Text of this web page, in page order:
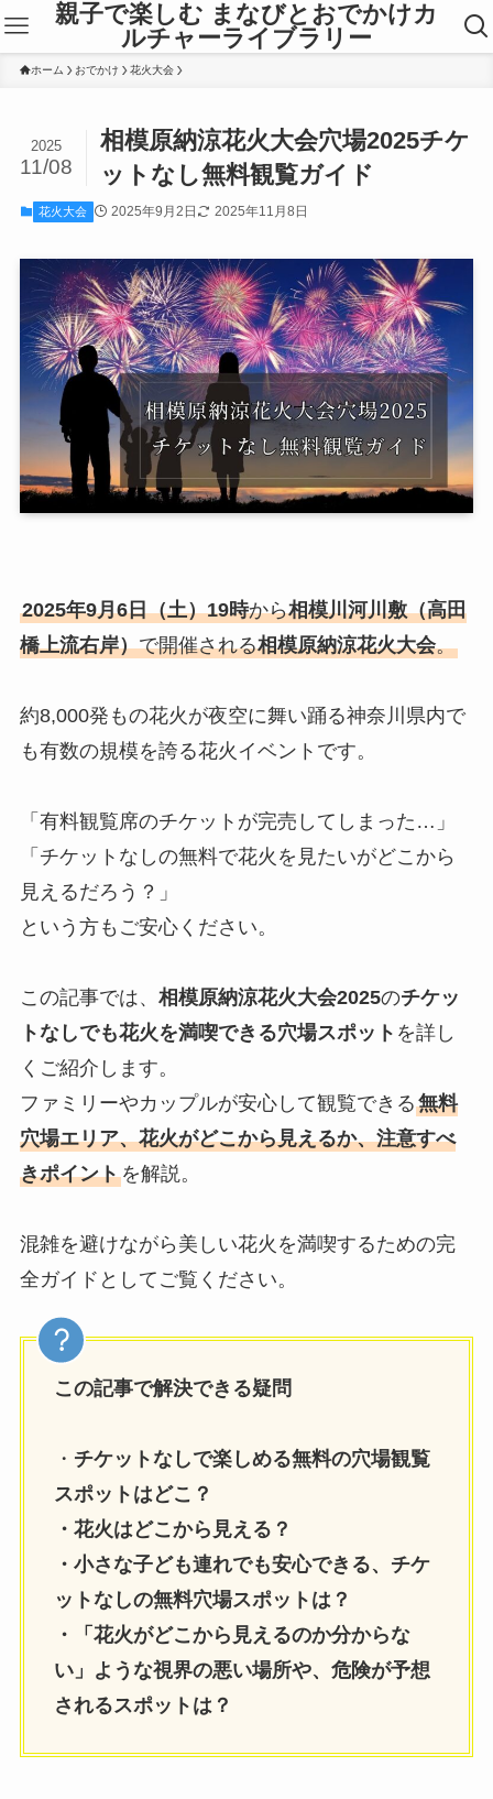
親子で楽しむ まなびとおでかけカ
ルチャーライブラリー
ホーム おでかけ 花火大会
相模原納涼花火大会穴場2025チケ
ットなし無料観覧ガイド
2025
11/08
花火大会 2025年9月2日 2025年11月8日
2025年9月6日（土）19時から相模川河川敷（高田
橋上流右岸）で開催される相模原納涼花火大会。
約8,000発もの花火が夜空に舞い踊る神奈川県内で
も有数の規模を誇る花火イベントです。
「有料観覧席のチケットが完売してしまった…」
「チケットなしの無料で花火を見たいがどこから
見えるだろう？」
という方もご安心ください。
この記事では、 相模原納涼花火大会2025のチケッ
トなしでも花火を満喫できる穴場スポット を詳し
くご紹介します。
ファミリーやカップルが安心して観覧できる無料
穴場エリア、花火がどこから見えるか、注意すべ
きポイントを解説。
混雑を避けながら美しい花火を満喫するための完
全ガイドとしてご覧ください。
この記事で解決できる疑問
・ チケットなしで楽しめる無料の穴場観覧
スポットはどこ？
・花火はどこから見える？
・小さな子ども連れでも安心できる、チケ
ットなしの無料穴場スポットは？
・「花火がどこから見えるのか分からな
い」ような視界の悪い場所や、危険が予想
されるスポットは？